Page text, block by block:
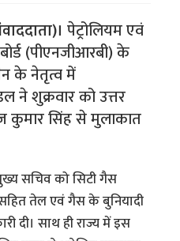
पेट्रोलियम एवं
(पीएनजीआरबी) के
के नेतृत्व में
ने शुक्रवार को उत्तर
कुमार सिंह से मुलाकात
सचिव को सिटी गैस
सहित तेल एवं गैस के बुनियादी
दी। साथ ही राज्य में इस